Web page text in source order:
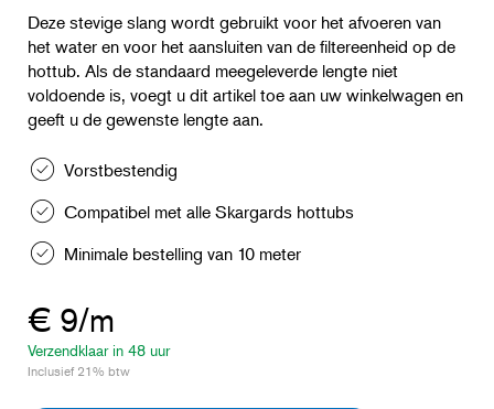
Deze stevige slang wordt gebruikt voor het afvoeren van
het water en voor het aansluiten van de filtereenheid op de
hottub. Als de standaard meegeleverde lengte niet
voldoende is, voegt u dit artikel toe aan uw winkelwagen en
geeft u de gewenste lengte aan.
Vorstbestendig
Compatibel met alle Skargards hottubs
Minimale bestelling van 10 meter
€ 9/m
Verzendklaar in 48 uur
Inclusief 21% btw